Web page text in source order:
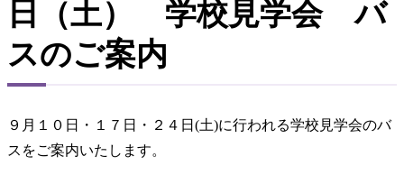
日（土） 学校見学会 バ
スのご案内
９月１０日・１７日・２４日(土)に行われる学校見学会のバ
スをご案内いたします。